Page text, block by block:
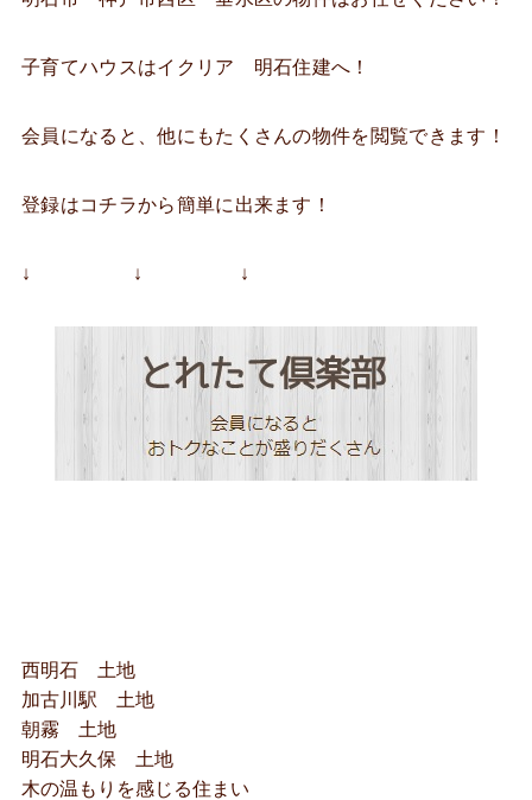
子育てハウスはイクリア 明石住建へ！
会員になると、他にもたくさんの物件を閲覧できます！
登録はコチラから簡単に出来ます！
↓ ↓ ↓
西明石 土地
加古川駅 土地
朝霧 土地
明石大久保 土地
木の温もりを感じる住まい